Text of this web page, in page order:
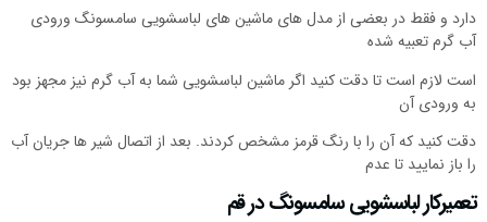
دارد و فقط در بعضی از مدل های ماشین های لباسشویی سامسونگ ورودی
آب گرم تعبیه شده
است لازم است تا دقت کنید اگر ماشین لباسشویی شما به آب گرم نیز مجهز بود
به ورودی آن
دقت کنید که آن را با رنگ قرمز مشخص کردند. بعد از اتصال شیر ها جریان آب
را باز نمایید تا عدم
تعمیرکار لباسشویی سامسونگ در قم